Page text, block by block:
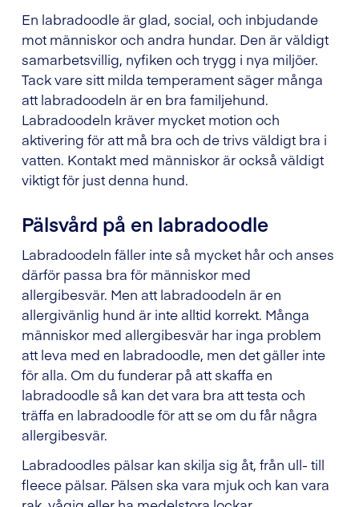
En labradoodle är glad, social, och inbjudande
mot människor och andra hundar. Den är väldigt
samarbetsvillig, nyfiken och trygg i nya miljöer.
Tack vare sitt milda temperament säger många
att labradoodeln är en bra familjehund.
Labradoodeln kräver mycket motion och
aktivering för att må bra och de trivs väldigt bra i
vatten. Kontakt med människor är också väldigt
viktigt för just denna hund.
Pälsvård på en labradoodle
Labradoodeln fäller inte så mycket hår och anses
därför passa bra för människor med
allergibesvär. Men att labradoodeln är en
allergivänlig hund är inte alltid korrekt. Många
människor med allergibesvär har inga problem
att leva med en labradoodle, men det gäller inte
för alla. Om du funderar på att skaffa en
labradoodle så kan det vara bra att testa och
träffa en labradoodle för att se om du får några
allergibesvär.
Labradoodles pälsar kan skilja sig åt, från ull- till
fleece pälsar. Pälsen ska vara mjuk och kan vara